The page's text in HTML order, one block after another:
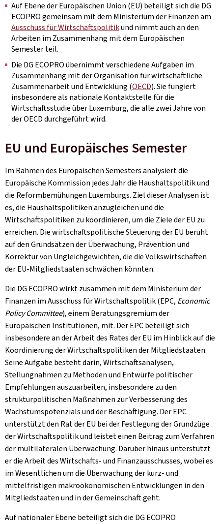
Auf Ebene der Europäischen Union (EU) beteiligt sich die DG
ECOPRO gemeinsam mit dem Ministerium der Finanzen am
Ausschuss für Wirtschaftspolitikund nimmt auch an den
Arbeiten im Zusammenhang mit dem Europäischen
Semester teil.
Die DG ECOPRO übernimmt verschiedene Aufgaben im
Zusammenhang mit der Organisation für wirtschaftliche
Zusammenarbeit und Entwicklung (OECD). Sie fungiert
insbesondere als nationale Kontaktstelle für die
Wirtschaftsstudie über Luxemburg, die alle zwei Jahre von
der OECD durchgeführt wird.
EU und Europäisches Semester
Im Rahmen des Europäischen Semesters analysiert die
Europäische Kommission jedes Jahr die Haushaltspolitik und
die Reformbemühungen Luxemburgs. Ziel dieser Analysen ist
es, die Haushaltspolitiken anzugleichen und die
Wirtschaftspolitiken zu koordinieren, um die Ziele der EU zu
erreichen. Die wirtschaftspolitische Steuerung der EU beruht
auf den Grundsätzen der Überwachung, Prävention und
Korrektur von Ungleichgewichten, die die Volkswirtschaften
der EU-Mitgliedstaaten schwächen könnten.
Die DG ECOPRO wirkt zusammen mit dem Ministerium der
Finanzen im Ausschuss für Wirtschaftspolitik (EPC, Economic
Policy Committee), einem Beratungsgremium der
Europäischen Institutionen, mit. Der EPC beteiligt sich
insbesondere an der Arbeit des Rates der EU im Hinblick auf die
Koordinierung der Wirtschaftspolitiken der Mitgliedstaaten.
Seine Aufgabe besteht darin, Wirtschaftsanalysen,
Stellungnahmen zu Methoden und Entwürfe politischer
Empfehlungen auszuarbeiten, insbesondere zu den
strukturpolitischen Maßnahmen zur Verbesserung des
Wachstumspotenzials und der Beschäftigung. Der EPC
unterstützt den Rat der EU bei der Festlegung der Grundzüge
der Wirtschaftspolitik und leistet einen Beitrag zum Verfahren
der multilateralen Überwachung. Darüber hinaus unterstützt
er die Arbeit des Wirtschafts- und Finanzausschusses, wobei es
im Wesentlichen um die Überwachung der kurz- und
mittelfristigen makroökonomischen Entwicklungen in den
Mitgliedstaaten und in der Gemeinschaft geht.
Auf nationaler Ebene beteiligt sich die DG ECOPRO